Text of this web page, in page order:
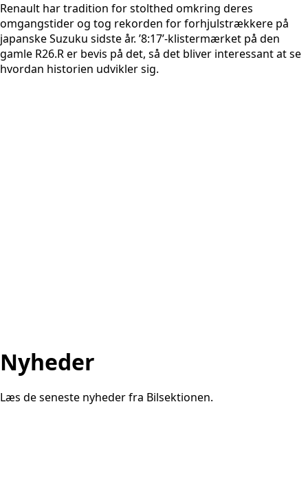
Renault har tradition for stolthed omkring deres
omgangstider og tog rekorden for forhjulstrækkere på
japanske Suzuku sidste år. ’8:17’-klistermærket på den
gamle R26.R er bevis på det, så det bliver interessant at se
hvordan historien udvikler sig.
Nyheder
Læs de seneste nyheder fra Bilsektionen.